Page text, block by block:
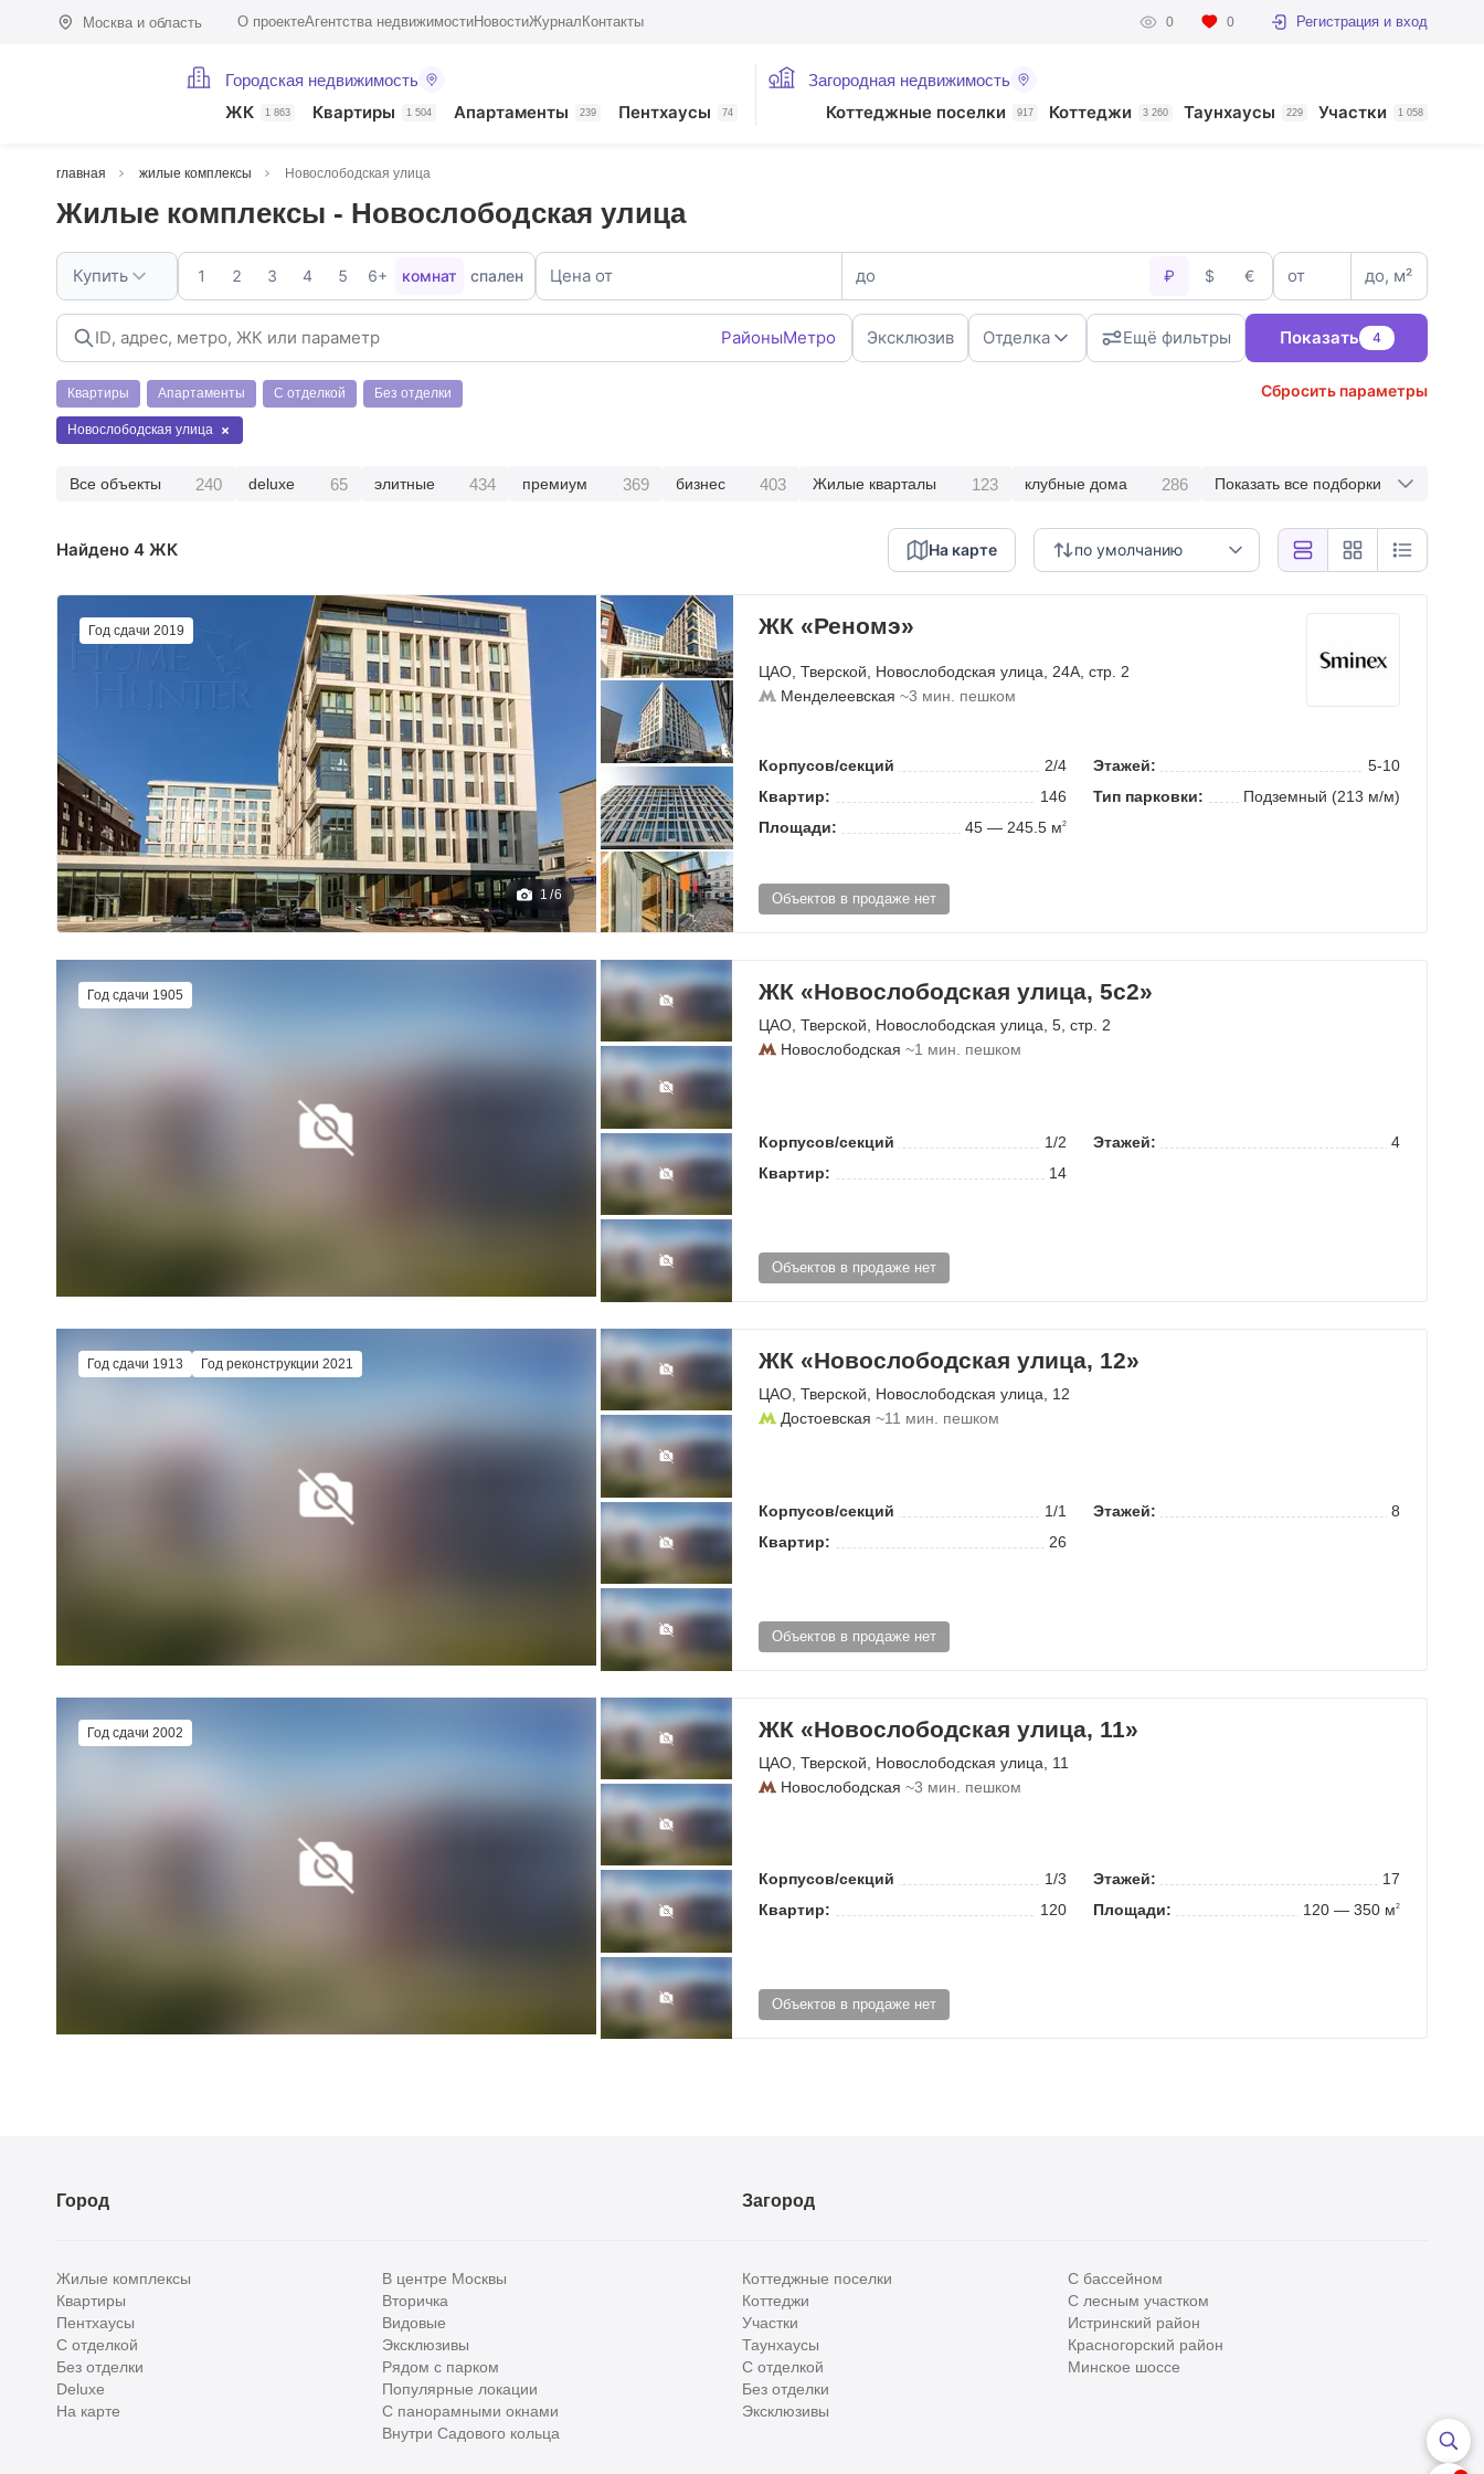
Москва и область О проектеАгентства недвижимостиНовостиЖурнал Контакты 0 0 Регистрация и вход
Городская недвижимость
ЖК 1 863 Квартиры 1 504 Апартаменты 239 Пентхаусы 74
Загородная недвижимость
Коттеджные поселки 917 Коттеджи 3 260 Таунхаусы 229 Участки 1 058
главная жилые комплексы Новослободская улица
Жилые комплексы - Новослободская улица
Купить 1 2 3 4 5 6+ комнат спален Цена от до ₽ $ € от до, м²
РайоныМетро Эксклюзив Отделка Ещё фильтры Показать 4
Квартиры Апартаменты С отделкой Без отделки Сбросить параметры
Новослободская улица
Все объекты 240 deluxe 65 элитные 434 премиум 369 бизнес 403 Жилые кварталы 123 клубные дома 286 Показать все подборки
Найдено 4 ЖК по умолчанию
На карте
Год сдачи 2019
1 /6
ЖК «Реномэ»
ЦАО Тверской Новослободская улица , 24А, стр. 2
Менделеевская ~3 мин. пешком
Корпусов/секций 2/4 Этажей:
5-10
Квартир:
146 Тип парковки:
Подземный (213 м/м)
Площади:
45 — 245.5 м2
Объектов в продаже нет
Год сдачи 1905 ЖК «Новослободская улица, 5с2»
ЦАО Тверской Новослободская улица , 5, стр. 2
Новослободская ~1 мин. пешком
Корпусов/секций 1/2 Этажей:
4
Квартир:
14
Объектов в продаже нет
Год сдачи 1913 Год реконструкции 2021 ЖК «Новослободская улица, 12»
ЦАО Тверской Новослободская улица , 12
Достоевская ~11 мин. пешком
Корпусов/секций 1/1 Этажей:
8
Квартир:
26
Объектов в продаже нет
Год сдачи 2002 ЖК «Новослободская улица, 11»
ЦАО Тверской Новослободская улица , 11
Новослободская ~3 мин. пешком
Корпусов/секций 1/3 Этажей:
17
Квартир:
120 Площади: 120 — 350 м2
Объектов в продаже нет
Город
Жилые комплексы
Квартиры
Пентхаусы
С отделкой
Без отделки
Deluxe
На карте
В центре Москвы
Вторичка
Видовые
Эксклюзивы
Рядом с парком
Популярные локации
С панорамными окнами
Внутри Садового кольца
Загород
Коттеджные поселки
Коттеджи
Участки
Таунхаусы
С отделкой
Без отделки
Эксклюзивы
С бассейном
С лесным участком
Истринский район
Красногорский район
Минское шоссе
Все
Сегодня